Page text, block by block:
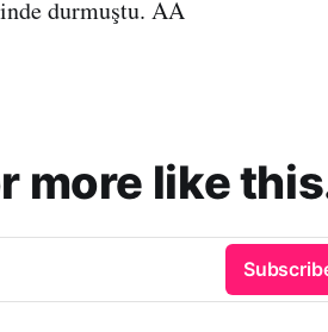
durmuştu. AA
more like